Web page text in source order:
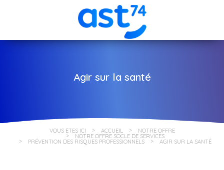
Agir sur la santé
VOUS ÊTES ICI ACCUEIL NOTRE OFFRE
NOTRE OFFRE SOCLE DE SERVICES
PRÉVENTION DES RISQUES PROFESSIONNELS AGIR SUR LA SANTÉ